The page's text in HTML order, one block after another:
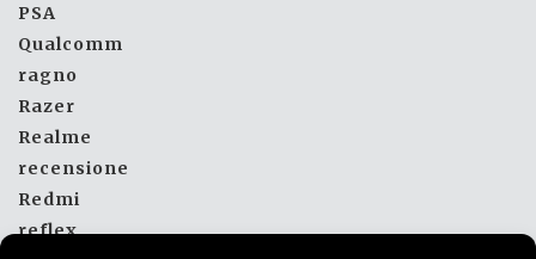
PSA
Qualcomm
ragno
Razer
Realme
recensione
Redmi
reflex